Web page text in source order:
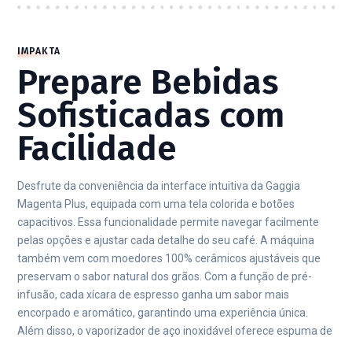
IMPAKTA
Prepare Bebidas
Sofisticadas com
Facilidade
Desfrute da conveniência da interface intuitiva da Gaggia
Magenta Plus, equipada com uma tela colorida e botões
capacitivos. Essa funcionalidade permite navegar facilmente
pelas opções e ajustar cada detalhe do seu café. A máquina
também vem com moedores 100% cerâmicos ajustáveis que
preservam o sabor natural dos grãos. Com a função de pré-
infusão, cada xícara de espresso ganha um sabor mais
encorpado e aromático, garantindo uma experiência única.
Além disso, o vaporizador de aço inoxidável oferece espuma de